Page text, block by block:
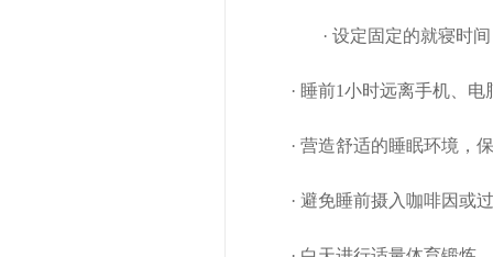
· 设定固定的就寝时间
· 睡前1小时远离手机、电
· 营造舒适的睡眠环境，
· 避免睡前摄入咖啡因或